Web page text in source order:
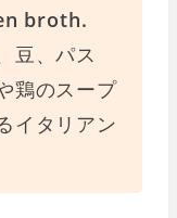
broth.
豆、パス
鶏のスープ
イタリアン